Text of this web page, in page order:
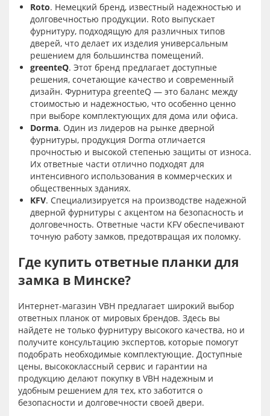
Roto. Немецкий бренд, известный надежностью и
долговечностью продукции. Roto выпускает
фурнитуру, подходящую для различных типов
дверей, что делает их изделия универсальным
решением для большинства помещений.
greenteQ. Этот бренд предлагает доступные
решения, сочетающие качество и современный
дизайн. Фурнитура greenteQ — это баланс между
стоимостью и надежностью, что особенно ценно
при выборе комплектующих для дома или офиса.
Dorma. Один из лидеров на рынке дверной
фурнитуры, продукция Dorma отличается
прочностью и высокой степенью защиты от износа.
Их ответные части отлично подходят для
интенсивного использования в коммерческих и
общественных зданиях.
KFV. Специализируется на производстве надежной
дверной фурнитуры с акцентом на безопасность и
долговечность. Ответные части KFV обеспечивают
точную работу замков, предотвращая их поломку.
Где купить ответные планки для
замка в Минске?
Интернет-магазин VBH предлагает широкий выбор
ответных планок от мировых брендов. Здесь вы
найдете не только фурнитуру высокого качества, но и
получите консультацию экспертов, которые помогут
подобрать необходимые комплектующие. Доступные
цены, высококлассный сервис и гарантии на
продукцию делают покупку в VBH надежным и
удобным решением для тех, кто заботится о
безопасности и долговечности своей двери.